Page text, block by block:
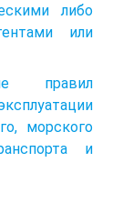
либо
или
правил
морского
и